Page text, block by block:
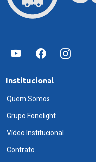
Institucional
Quem Somos
Grupo Fonelight
Vídeo Institucional
Contrato